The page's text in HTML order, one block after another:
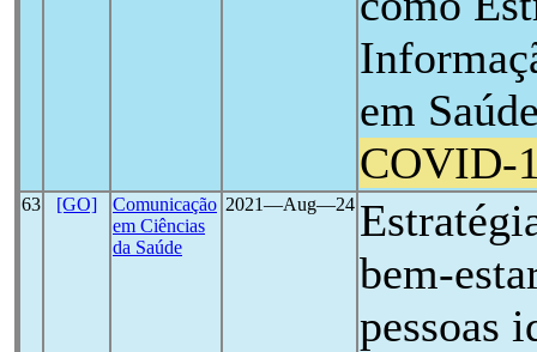
em
COVID-
63 [GO]
Comunicação
em Ciências
da Saúde
2021―Aug―24
bem-
pessoas